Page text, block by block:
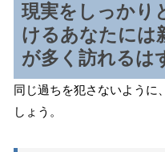
現実をしっかり
けるあなたには
が多く訪れるは
同じ過ちを犯さないように
しょう。